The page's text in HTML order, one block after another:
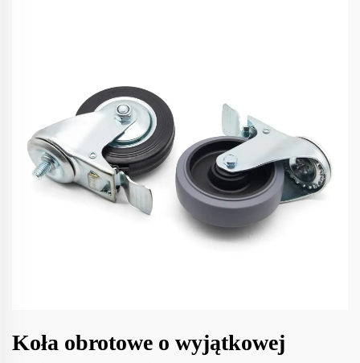
Koła obrotowe o wyjątkowej